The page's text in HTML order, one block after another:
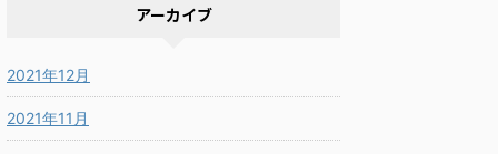
アーカイブ
2021年12月
2021年11月